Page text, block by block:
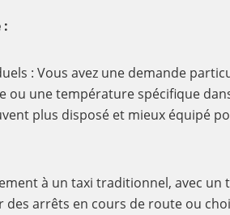
:
: Vous avez une demande
ou une température spécifique
plus disposé et mieux équipé
à un taxi traditionnel, avec un
des arrêts en cours de route ou